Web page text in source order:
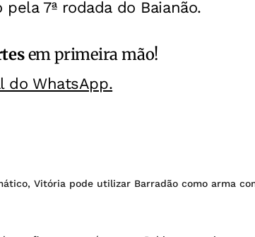
7ª rodada do Baianão.
em primeira mão!
do WhatsApp.
Vitória pode utilizar Barradão como arma